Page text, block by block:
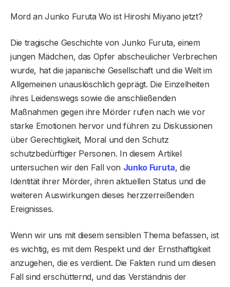
Mord an Junko Furuta Wo ist Hiroshi Miyano jetzt?
Die tragische Geschichte von Junko Furuta, einem
jungen Mädchen, das Opfer abscheulicher Verbrechen
wurde, hat die japanische Gesellschaft und die Welt im
Allgemeinen unauslöschlich geprägt. Die Einzelheiten
ihres Leidenswegs sowie die anschließenden
Maßnahmen gegen ihre Mörder rufen nach wie vor
starke Emotionen hervor und führen zu Diskussionen
über Gerechtigkeit, Moral und den Schutz
schutzbedürftiger Personen. In diesem Artikel
untersuchen wir den Fall von Junko Furuta, die
Identität ihrer Mörder, ihren aktuellen Status und die
weiteren Auswirkungen dieses herzzerreißenden
Ereignisses.
Wenn wir uns mit diesem sensiblen Thema befassen, ist
es wichtig, es mit dem Respekt und der Ernsthaftigkeit
anzugehen, die es verdient. Die Fakten rund um diesen
Fall sind erschütternd, und das Verständnis der